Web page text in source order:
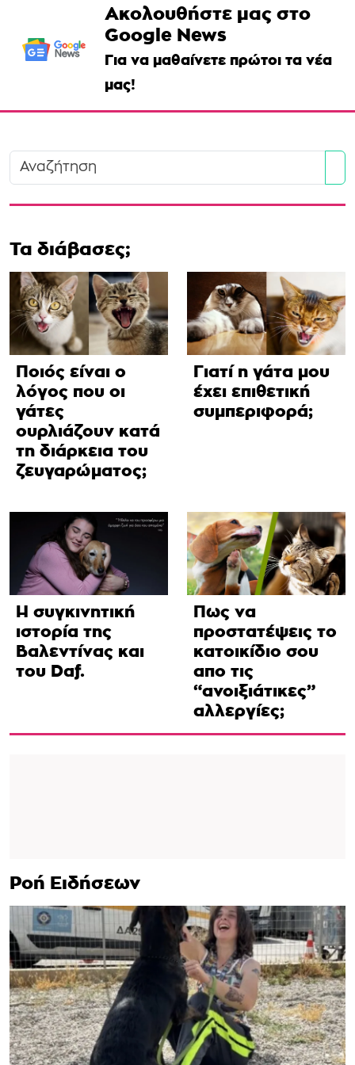
Ακολουθήστε μας στο
Google News
Για να μαθαίνετε πρώτοι τα νέα
μας!
Τα διάβασες;
Ποιός είναι ο
λόγος που οι
γάτες
ουρλιάζουν κατά
τη διάρκεια του
ζευγαρώματος;
Γιατί η γάτα μου
έχει επιθετική
συμπεριφορά;
Η συγκινητική
ιστορία της
Βαλεντίνας και
του Daf.
Πως να
προστατέψεις το
κατοικίδιο σου
απο τις
“ανοιξιάτικες”
αλλεργίες;
Ροή Ειδήσεων